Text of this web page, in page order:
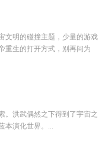
文明的碰撞主题，少量的游戏
重生的打开方式，别再问为
。洪武偶然之下得到了宇宙之
本演化世界。...